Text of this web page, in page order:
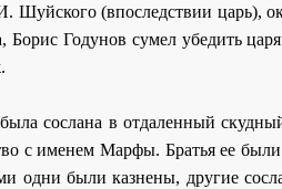
(впоследствии царь),
Борис Годунов сумел убедить
сослана в отдаленный
с именем Марфы. Братья ее
одни были казнены, другие